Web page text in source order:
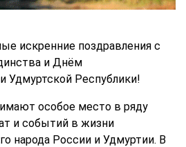
искренние поздравления с
и Днём
Удмуртской Республики!
особое место в ряду
и событий в жизни
народа России и Удмуртии. В